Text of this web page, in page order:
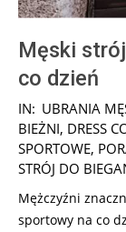
Męski
co dzień
2025-
07-
22
IN: UBRANIA
BIEŻNI, DRESS
SPORTOWE,
STRÓJ DO
Mężczyźni
sportowy na co